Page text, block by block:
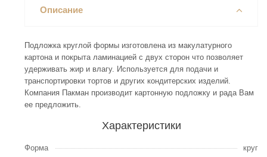
Описание
Подложка круглой формы изготовлена из макулатурного
картона и покрыта ламинацией с двух сторон что позволяет
удерживать жир и влагу. Используется для подачи и
транспортировки тортов и других кондитерских изделий.
Компания Пакман производит картонную подложку и рада Вам
ее предложить.
Характеристики
Форма
круг